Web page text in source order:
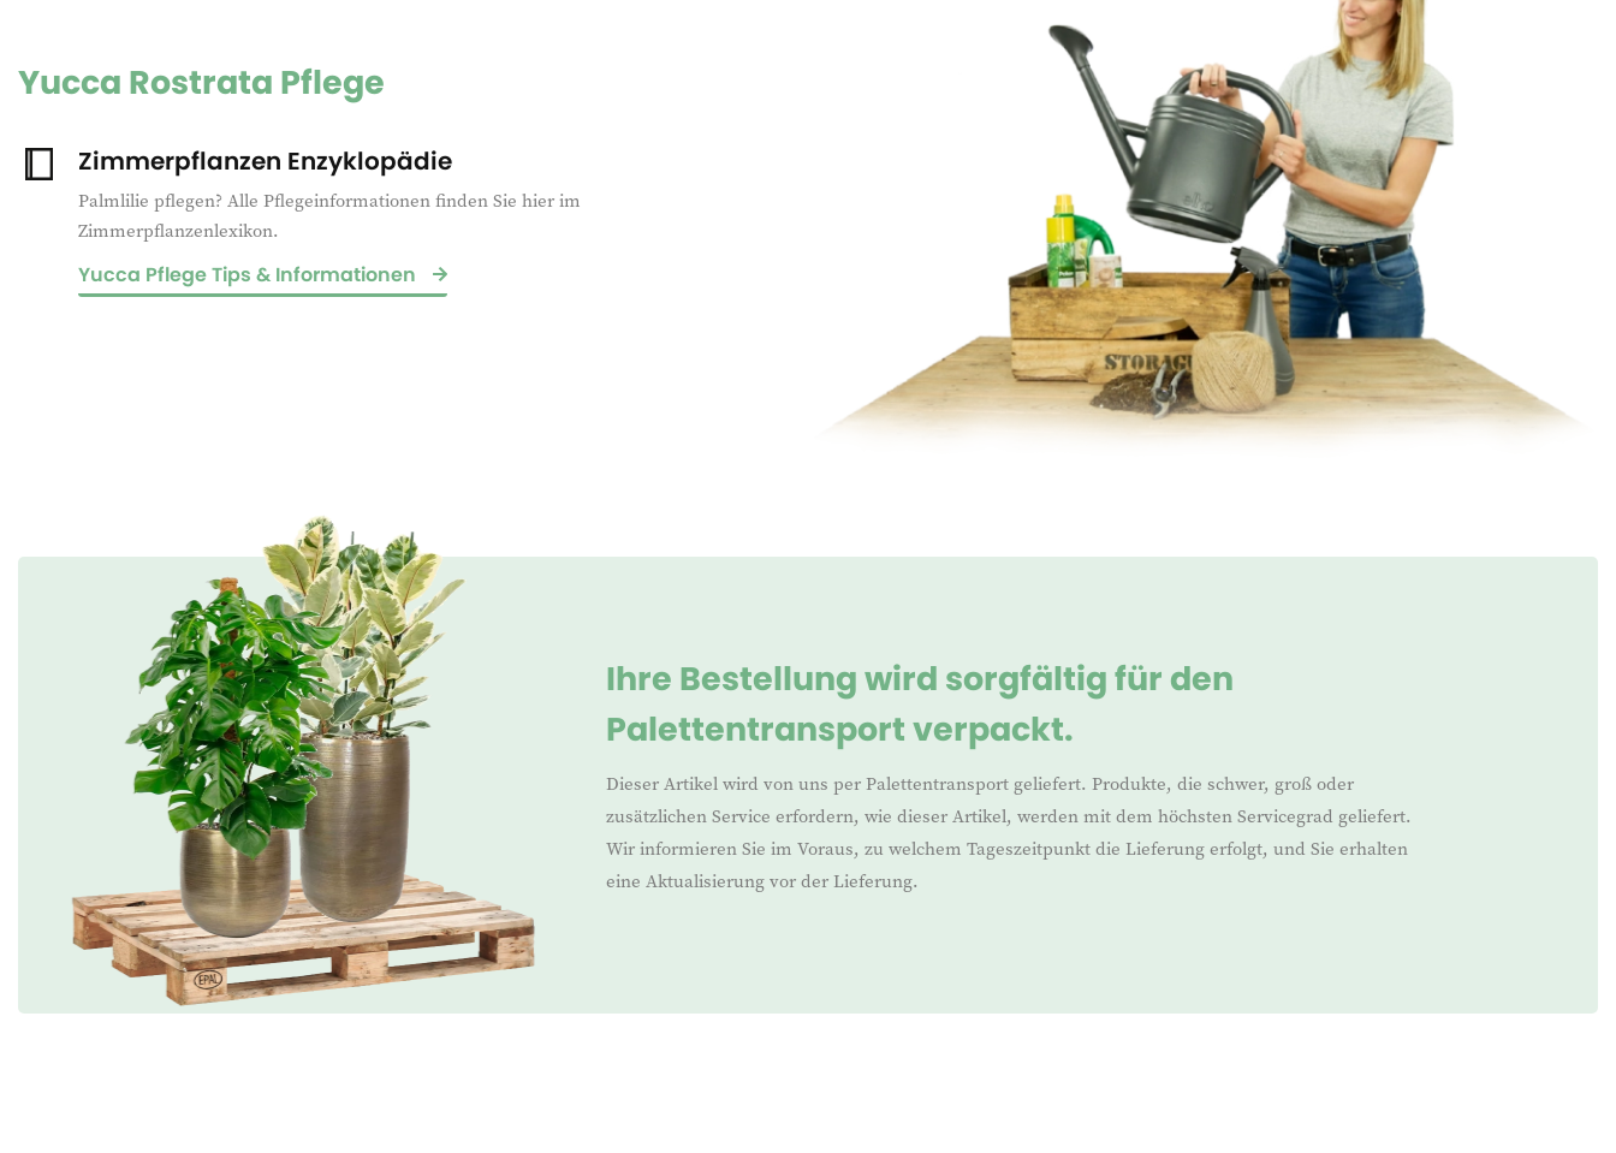
Yucca Rostrata Pflege
Zimmerpflanzen Enzyklopädie
Palmlilie pflegen? Alle Pflegeinformationen finden Sie hier im
Zimmerpflanzenlexikon.
Yucca Pflege Tips & Informationen
Ihre Bestellung wird sorgfältig für den
Palettentransport verpackt.
Dieser Artikel wird von uns per Palettentransport geliefert. Produkte, die schwer, groß oder
zusätzlichen Service erfordern, wie dieser Artikel, werden mit dem höchsten Servicegrad geliefert.
Wir informieren Sie im Voraus, zu welchem Tageszeitpunkt die Lieferung erfolgt, und Sie erhalten
eine Aktualisierung vor der Lieferung.